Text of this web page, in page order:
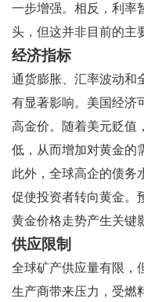
一步增强。相反，利率
头，但这并非目前的主
经济指标
通货膨胀、汇率波动和
有显著影响。美国经济
高金价。随着美元贬值
低，从而增加对黄金的
此外，全球高企的债务
促使投资者转向黄金。
黄金价格走势产生关键
供应限制
全球矿产供应量有限，
生产商带来压力，受燃